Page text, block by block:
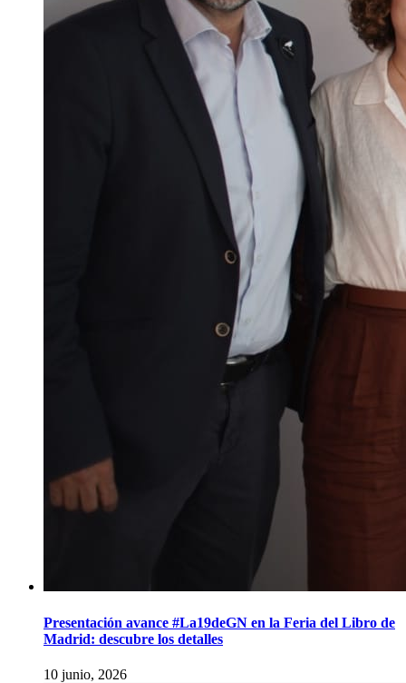
Presentación avance #La19deGN en la Feria del Libro de
Madrid: descubre los detalles
10 junio, 2026